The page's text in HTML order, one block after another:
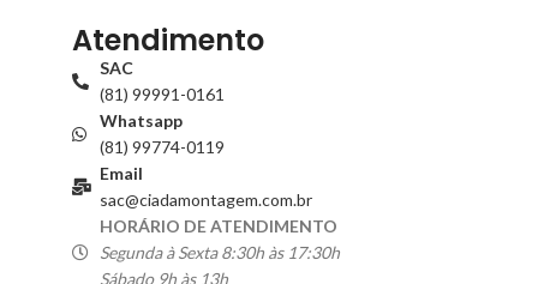
Atendimento
SAC
(81) 99991-0161
Whatsapp
(81) 99774-0119
Email
sac@ciadamontagem.com.br
HORÁRIO DE ATENDIMENTO
Segunda à Sexta 8:30h às 17:30h
Sábado 9h às 13h